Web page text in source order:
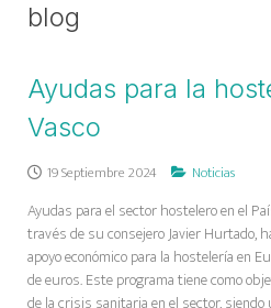
blog
Ayudas para la
Vasco
19 Septiembre 2024 Noticias
Ayudas para el sector hostelero en el
través de su consejero Javier Hurtado,
apoyo económico para la hostelería en
de euros. Este programa tiene como